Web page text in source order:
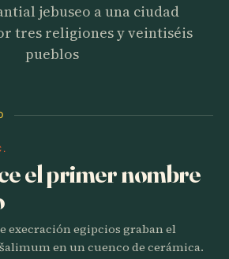
jebuseo a una ciudad
tres religiones y veintiséis
pueblos
el primer nombre
execración egipcios graban el
en un cuenco de cerámica.